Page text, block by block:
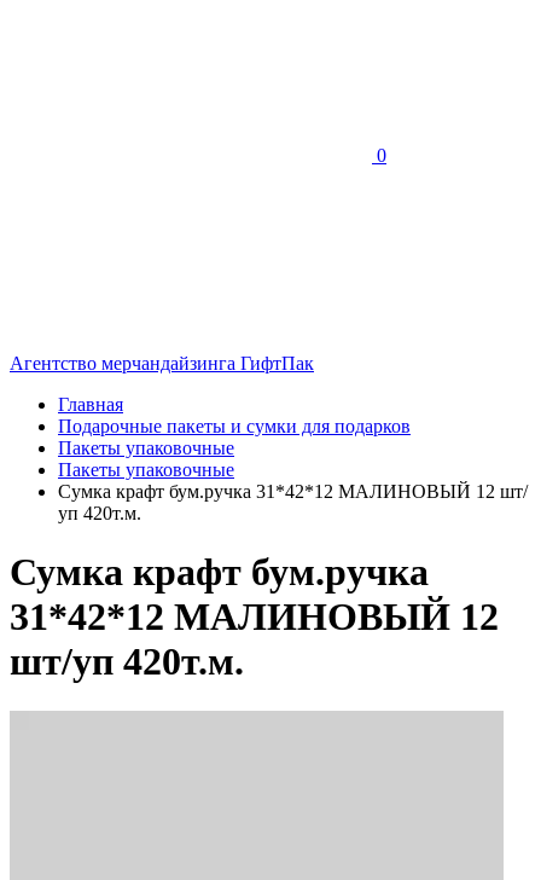
0
Агентство мерчандайзинга ГифтПак
Главная
Подарочные пакеты и сумки для подарков
Пакеты упаковочные
Пакеты упаковочные
Сумка крафт бум.ручка 31*42*12 МАЛИНОВЫЙ 12 шт/
уп 420т.м.
Сумка крафт бум.ручка
31*42*12 МАЛИНОВЫЙ 12
шт/уп 420т.м.